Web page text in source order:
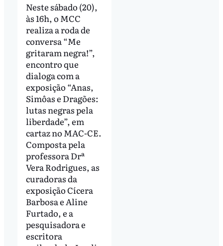
Neste sábado (20),
às 16h, o MCC
realiza a roda de
conversa “Me
gritaram negra!”,
encontro que
dialoga com a
exposição “Anas,
Simôas e Dragões:
lutas negras pela
liberdade”, em
cartaz no MAC-CE.
Composta pela
professora Drª
Vera Rodrigues, as
curadoras da
exposição Cícera
Barbosa e Aline
Furtado, e a
pesquisadora e
escritora